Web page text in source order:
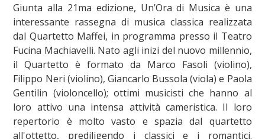
Giunta alla 21ma edizione, Un’Ora di Musica è una
interessante rassegna di musica classica realizzata
dal Quartetto Maffei, in programma presso il Teatro
Fucina Machiavelli. Nato agli inizi del nuovo millennio,
il Quartetto è formato da Marco Fasoli (violino),
Filippo Neri (violino), Giancarlo Bussola (viola) e Paola
Gentilin (violoncello); ottimi musicisti che hanno al
loro attivo una intensa attività cameristica. Il loro
repertorio è molto vasto e spazia dal quartetto
all'ottetto, prediligendo i classici e i romantici.